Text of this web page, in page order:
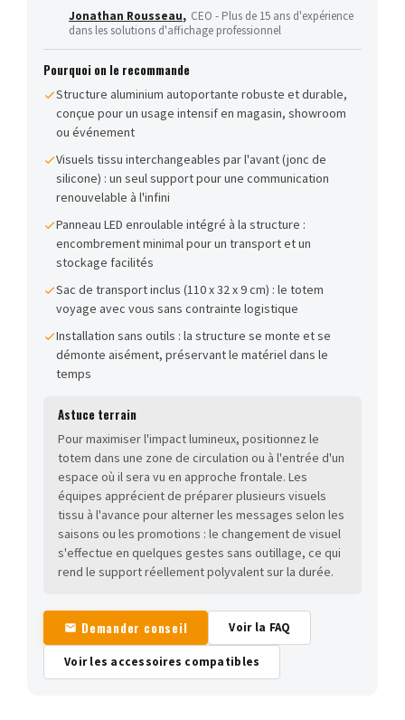
Jonathan Rousseau, CEO - Plus de 15 ans d'expérience
dans les solutions d'affichage professionnel
Pourquoi on le recommande
Structure aluminium autoportante robuste et durable,
conçue pour un usage intensif en magasin, showroom
ou événement
Visuels tissu interchangeables par l'avant (jonc de
silicone) : un seul support pour une communication
renouvelable à l'infini
Panneau LED enroulable intégré à la structure :
encombrement minimal pour un transport et un
stockage facilités
Sac de transport inclus (110 x 32 x 9 cm) : le totem
voyage avec vous sans contrainte logistique
Installation sans outils : la structure se monte et se
démonte aisément, préservant le matériel dans le
temps
Astuce terrain
Pour maximiser l'impact lumineux, positionnez le
totem dans une zone de circulation ou à l'entrée d'un
espace où il sera vu en approche frontale. Les
équipes apprécient de préparer plusieurs visuels
tissu à l'avance pour alterner les messages selon les
saisons ou les promotions : le changement de visuel
s'effectue en quelques gestes sans outillage, ce qui
rend le support réellement polyvalent sur la durée.
Demander conseil Voir la FAQ
Voir les accessoires compatibles